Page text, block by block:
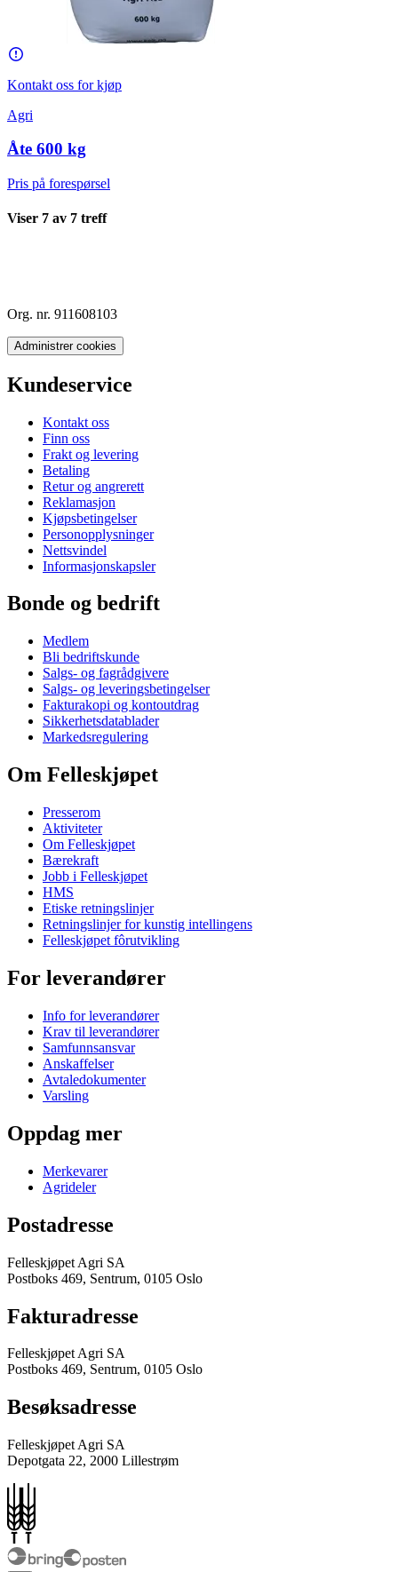
Kontakt oss for kjøp
Agri
Åte 600 kg
Pris på forespørsel
Viser 7 av 7 treff
Org. nr. 911608103
Administrer cookies
Kundeservice
Kontakt oss
Finn oss
Frakt og levering
Betaling
Retur og angrerett
Reklamasjon
Kjøpsbetingelser
Personopplysninger
Nettsvindel
Informasjonskapsler
Bonde og bedrift
Medlem
Bli bedriftskunde
Salgs- og fagrådgivere
Salgs- og leveringsbetingelser
Fakturakopi og kontoutdrag
Sikkerhetsdatablader
Markedsregulering
Om Felleskjøpet
Presserom
Aktiviteter
Om Felleskjøpet
Bærekraft
Jobb i Felleskjøpet
HMS
Etiske retningslinjer
Retningslinjer for kunstig intellingens
Felleskjøpet fôrutvikling
For leverandører
Info for leverandører
Krav til leverandører
Samfunnsansvar
Anskaffelser
Avtaledokumenter
Varsling
Oppdag mer
Merkevarer
Agrideler
Postadresse
Felleskjøpet Agri SA
Postboks 469, Sentrum, 0105 Oslo
Fakturadresse
Felleskjøpet Agri SA
Postboks 469, Sentrum, 0105 Oslo
Besøksadresse
Felleskjøpet Agri SA
Depotgata 22, 2000 Lillestrøm